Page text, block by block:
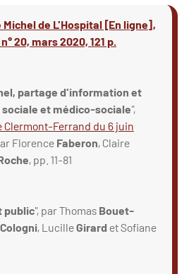
Michel de L'Hospital [En ligne],
20, mars 2020, 121 p.
partage d'information et
et médico-sociale",
Clermont-Ferrand du 6 juin
Florence Faberon, Claire
, pp. 11-81
public", par Thomas Bouet-
Cologni, LucilleGirard et Sofiane